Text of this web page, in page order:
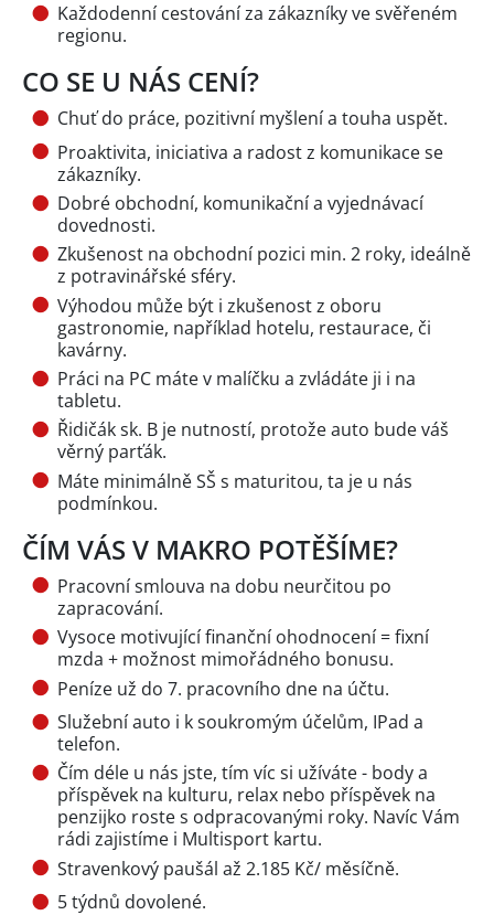
Každodenní cestování za zákazníky ve svěřeném
regionu.
CO SE U NÁS CENÍ?
Chuť do práce, pozitivní myšlení a touha uspět.
Proaktivita, iniciativa a radost z komunikace se
zákazníky.
Dobré obchodní, komunikační a vyjednávací
dovednosti.
Zkušenost na obchodní pozici min. 2 roky, ideálně
z potravinářské sféry.
Výhodou může být i zkušenost z oboru
gastronomie, například hotelu, restaurace, či
kavárny.
Práci na PC máte v malíčku a zvládáte ji i na
tabletu.
Řidičák sk. B je nutností, protože auto bude váš
věrný parťák.
Máte minimálně SŠ s maturitou, ta je u nás
podmínkou.
ČÍM VÁS V MAKRO POTĚŠÍME?
Pracovní smlouva na dobu neurčitou po
zapracování.
Vysoce motivující finanční ohodnocení = fixní
mzda + možnost mimořádného bonusu.
Peníze už do 7. pracovního dne na účtu.
Služební auto i k soukromým účelům, IPad a
telefon.
Čím déle u nás jste, tím víc si užíváte - body a
příspěvek na kulturu, relax nebo příspěvek na
penzijko roste s odpracovanými roky. Navíc Vám
rádi zajistíme i Multisport kartu.
Stravenkový paušál až 2.185 Kč/ měsíčně.
5 týdnů dovolené.